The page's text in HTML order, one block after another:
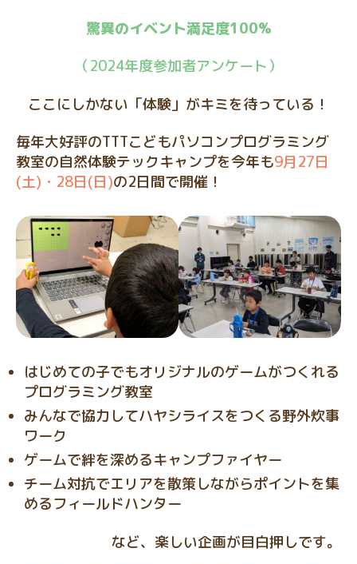
驚異のイベント満足度100%
（2024年度参加者アンケート）
ここにしかない「体験」がキミを待っている！
毎年大好評のTTTこどもパソコンプログラミング
教室の自然体験テックキャンプを今年も9月27日
(土)・28日(日)の2日間で開催！
はじめての子でもオリジナルのゲームがつくれる
プログラミング教室
みんなで協力してハヤシライスをつくる野外炊事
ワーク
ゲームで絆を深めるキャンプファイヤー
チーム対抗でエリアを散策しながらポイントを集
めるフィールドハンター
など、楽しい企画が目白押しです。